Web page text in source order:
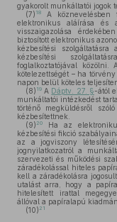
gyakorolt munkáltatói jogok
(7) 18
A köznevelésben
elektronikus aláírása és
visszaigazolása
biztosított elektronikus
kézbesítési
kézbesítési
foglalkoztatójával közölni.
kötelezettségét – ha
napon belül köteles
(8) 19 A Dáptv. 27. §-ától
munkáltatói intézkedést
történő megküldésről
kézbesítettnek.
(9) 20
Ha az
kézbesítési fikció
az a jogviszony
jognyilatkozatról a
szervezeti és működési
záradékolással hiteles
kell a záradékolásra
utalást arra, hogy a
hitelesített irattal
állóval a papíralapú
(10) 21